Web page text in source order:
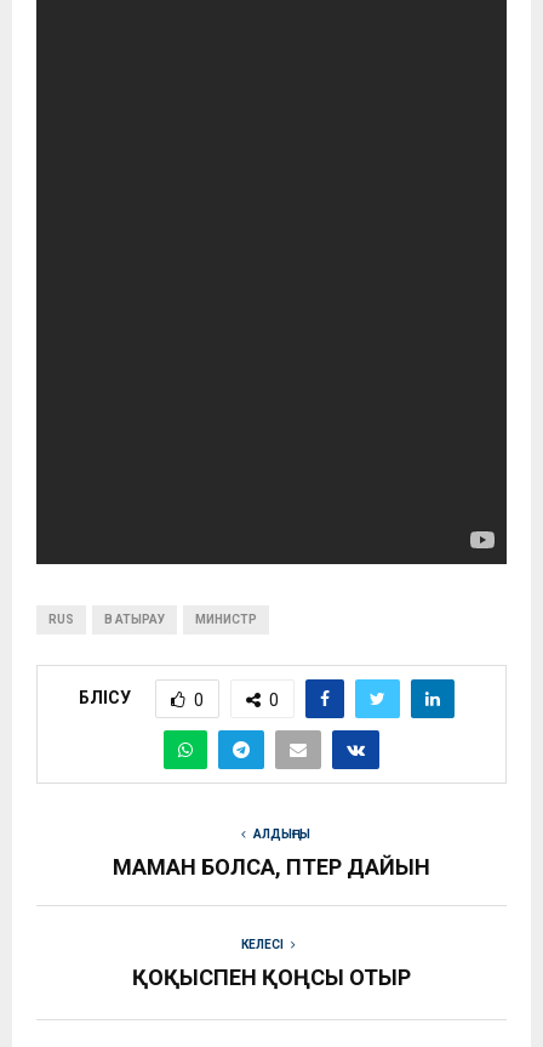
RUS В АТЫРАУ МИНИСТР
БӨЛІСУ 0 0
АЛДЫҢҒЫ
МАМАН БОЛСА, ПӘТЕР ДАЙЫН
КЕЛЕСІ
ҚОҚЫСПЕН ҚОҢСЫ ОТЫР